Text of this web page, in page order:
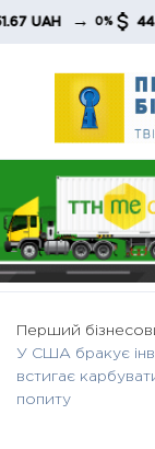
Skip
→ 0% 44.76
Перший
У США бракує
встигає
попиту